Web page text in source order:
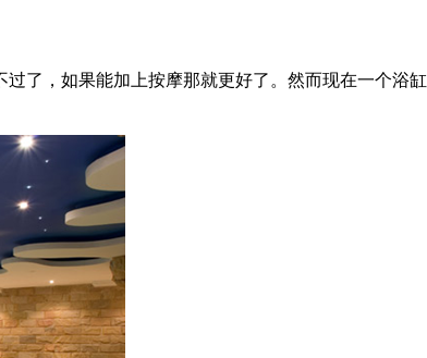
了，如果能加上按摩那就更好了。然而现在一个浴